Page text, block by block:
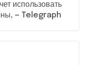
использовать
— Telegraph